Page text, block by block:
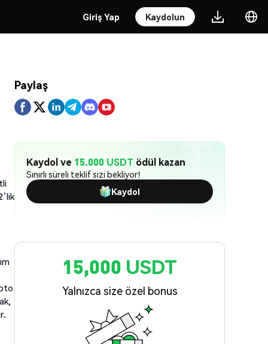
Giriş Yap Kaydolun
Paylaş
Kaydol ve 15.000 USDT ödül kazan
Sınırlı süreli teklif sizi bekliyor!
Kaydol
15,000 USDT
Yalnızca size özel bonus